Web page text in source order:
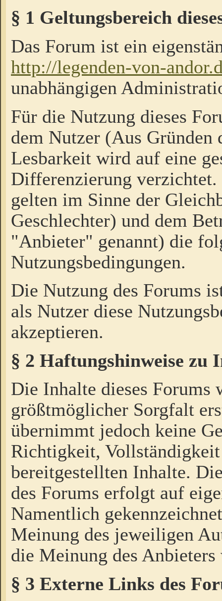
§ 1 Geltungsbereich
Das Forum ist ein
http://legenden-von-
unabhängigen
Für die Nutzung dieses
dem Nutzer (Aus Gründen
Lesbarkeit wird auf eine
Differenzierung
gelten im Sinne der
Geschlechter) und dem
"Anbieter" genannt) die
Nutzungsbedingungen.
Die Nutzung des Forums
als Nutzer diese
akzeptieren.
§ 2 Haftungshinweise zu
Die Inhalte dieses Forums
größtmöglicher Sorgfalt
übernimmt jedoch keine
Richtigkeit,
bereitgestellten Inhalte.
des Forums erfolgt auf
Namentlich
Meinung des jeweiligen
die Meinung des Anbieters
§ 3 Externe Links des